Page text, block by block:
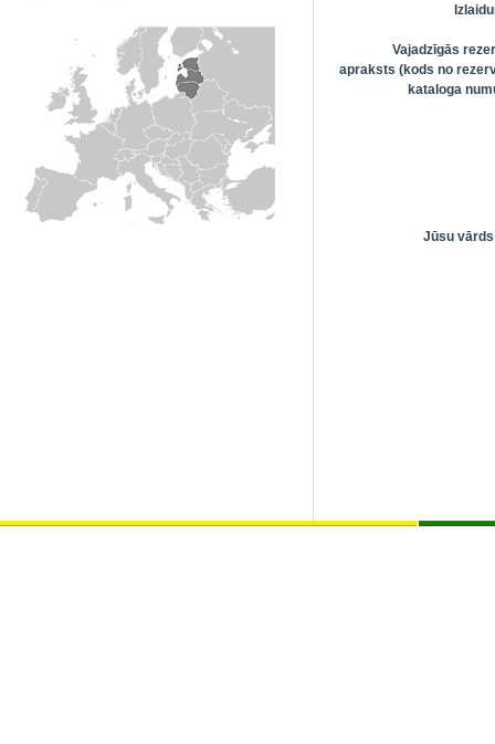
Vajadzīgās
apraksts (kods no
kataloga
Jūsu